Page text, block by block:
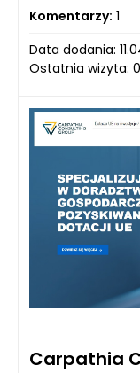
Komentarzy: 1
Data dodania:
Ostatnia wizyta:
Carpathia